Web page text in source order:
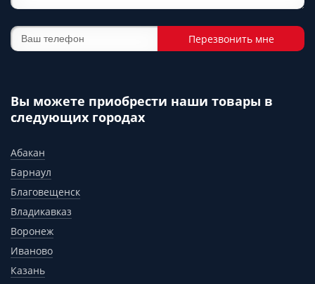
Перезвонить мне
Вы можете приобрести наши товары в
следующих городах
Абакан
Барнаул
Благовещенск
Владикавказ
Воронеж
Иваново
Казань